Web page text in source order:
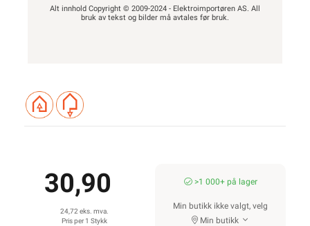
Alt innhold Copyright © 2009-2024 - Elektroimportøren AS. All
bruk av tekst og bilder må avtales før bruk.
30,90
24,72 eks. mva.
Pris per 1 Stykk
>1 000+ på lager
Min butikk ikke valgt, velg
Min butikk